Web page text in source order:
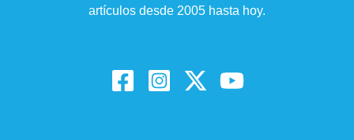
artículos desde 2005 hasta hoy.